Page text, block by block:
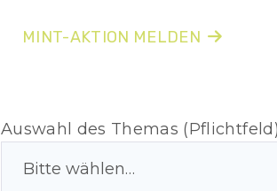
MINT-AKTION MELDEN
Auswahl des Themas